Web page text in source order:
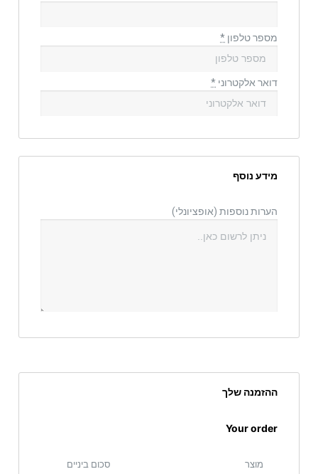
מספר טלפון *
דואר אלקטרוני *
מידע נוסף
הערות נוספות (אופציונלי)
ההזמנה שלך
Your order
מוצר סכום ביניים